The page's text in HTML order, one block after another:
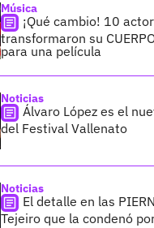
Música
¡Qué cambio! 10
transformaron su
para una película
Noticias
Álvaro López es el
del Festival Vallenato
Noticias
El detalle en las
Tejeiro que la condenó